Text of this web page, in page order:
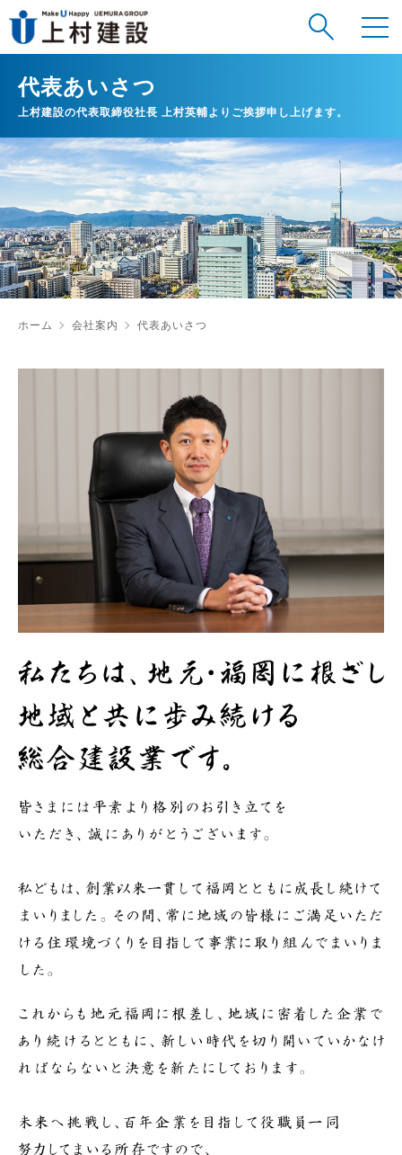
代表あいさつ
上村建設の代表取締役社長 上村英輔よりご挨拶申し上げます。
ホーム 会社案内 代表あいさつ